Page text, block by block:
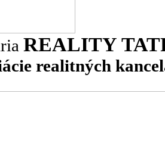
REALITY
realitných